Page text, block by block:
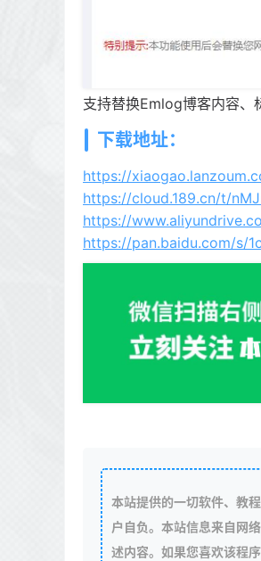
支持替换Emlog博客内容、
下载地址：
https://
https://cloud.189.cn/t/
https://
https://pan.baidu.com/s/
本站提供的一切软件、教
户自负。本站信息来自网
述内容。如果您喜欢该程